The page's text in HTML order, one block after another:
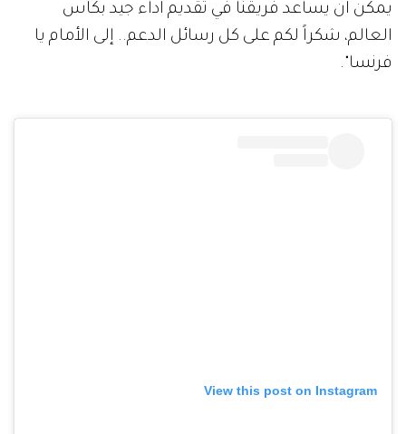
يمكن أن يساعد فريقنا في تقديم أداء جيد بكأس
العالم، شكراً لكم على كل رسائل الدعم.. إلى الأمام يا
فرنسا".
View this post on Instagram